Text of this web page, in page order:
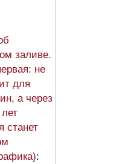
заливе.
не
для
а через
станет
: